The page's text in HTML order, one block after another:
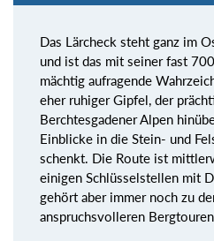
Das Lärcheck steht ganz im
und ist das mit seiner fast
mächtig aufragende
eher ruhiger Gipfel, der
Berchtesgadener Alpen
Einblicke in die Stein- und
schenkt. Die Route ist
einigen Schlüsselstellen mit
gehört aber immer noch zu
anspruchsvolleren